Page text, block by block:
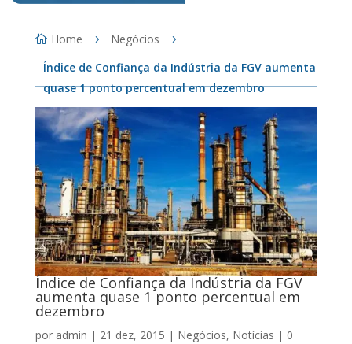
Home
Negócios
Índice de Confiança da Indústria da FGV aumenta
quase 1 ponto percentual em dezembro
Índice de Confiança da Indústria da FGV
aumenta quase 1 ponto percentual em
dezembro
por admin | 21 dez, 2015 | Negócios, Notícias | 0